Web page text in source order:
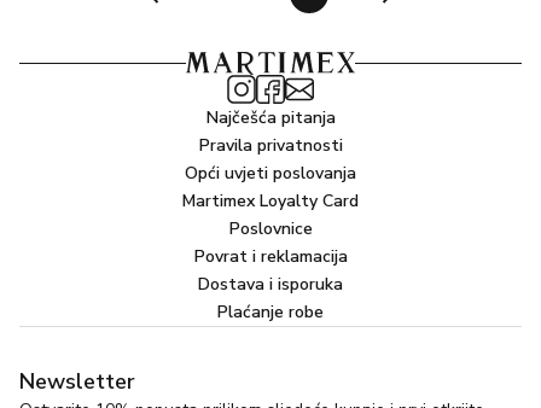
Najčešća pitanja
Pravila privatnosti
Opći uvjeti poslovanja
Martimex Loyalty Card
Poslovnice
Povrat i reklamacija
Dostava i isporuka
Plaćanje robe
Newsletter